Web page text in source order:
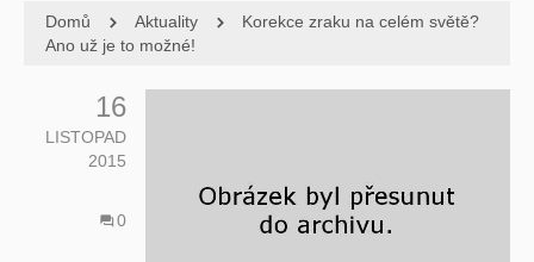
Domů Aktuality
Korekce zraku na celém světě?
Ano už je to možné!
16
LISTOPAD
2015
0